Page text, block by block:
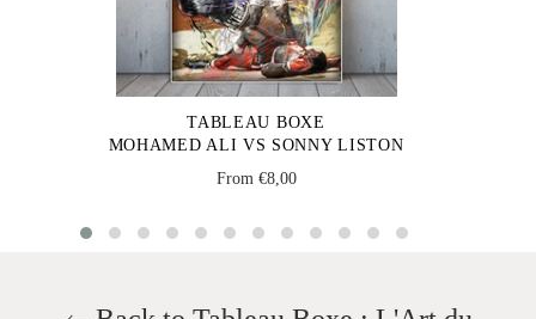
TABLEAU BOXE
MOHAMED ALI VS SONNY LISTON
From €8,00